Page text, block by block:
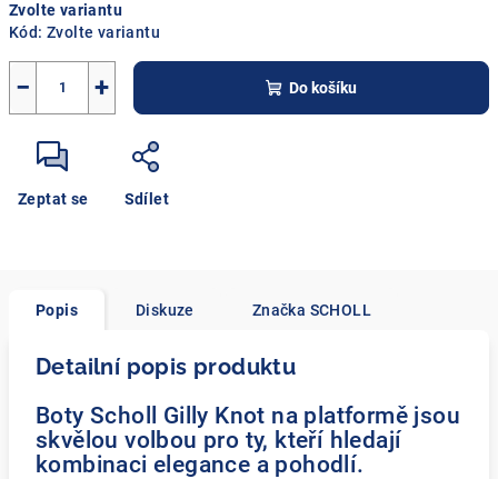
cena:
Zvolte variantu
Kód: Zvolte variantu
+
− Do košíku
Zeptat se Sdílet
Popis Diskuze Značka SCHOLL
Detailní popis produktu
Boty Scholl Gilly Knot na platformě jsou
skvělou volbou pro ty, kteří hledají
kombinaci elegance a pohodlí.